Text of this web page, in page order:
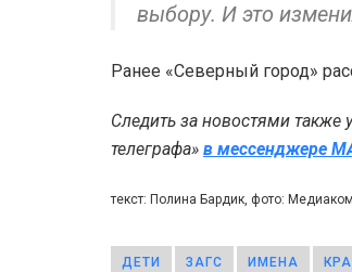
выбору. И это
Ранее «Северный город»
Следить за новостями также
телеграфа» в мессенджере
текст: Полина Бардик, фото:
ДЕТИ ЗАГС ИМЕНА